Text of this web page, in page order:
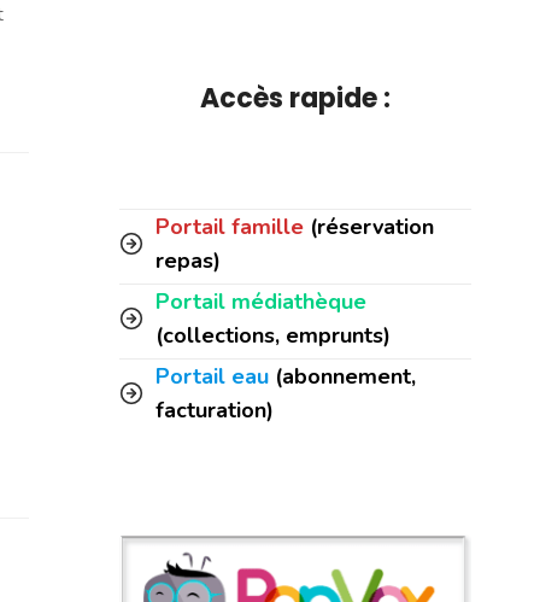
Accès rapide :
Portail famille (réservation
repas)
Portail médiathèque
(collections, emprunts)
Portail eau (abonnement,
facturation)